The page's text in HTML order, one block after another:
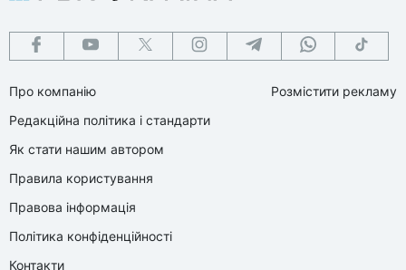
Про компанію
Редакційна політика і стандарти
Як стати нашим автором
Правила користування
Правова інформація
Політика конфіденційності
Контакти
Розмістити рекламу